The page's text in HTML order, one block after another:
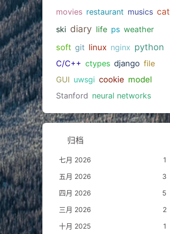
movies restaurant musics cat
ski diary life ps weather
soft git linux nginx python
C/C++ ctypes django file
GUI uwsgi cookie model
Stanford neural networks
归档
七月 2026
1
五月 2026
3
四月 2026
5
三月 2026
2
十月 2025
1